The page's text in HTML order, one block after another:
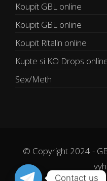
Koupit GBL online
Koupit GBL online
Koupit Ritalin online
Kupte si KO Drops
Sex/Meth
© Copyright 2024 -
Contact us